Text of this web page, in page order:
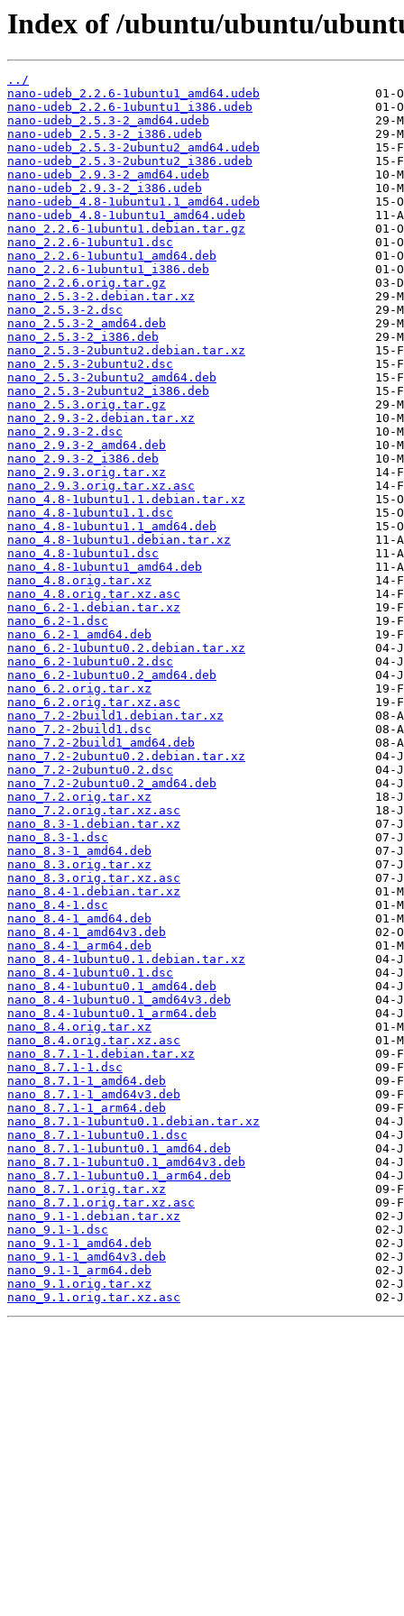
Index of /ubuntu/ubuntu/
../
nano-udeb_2.2.6-1ubuntu1_amd64.udeb
nano-udeb_2.2.6-1ubuntu1_i386.udeb
nano-udeb_2.5.3-2_amd64.udeb
nano-udeb_2.5.3-2_i386.udeb
nano-udeb_2.5.3-2ubuntu2_amd64.udeb
nano-udeb_2.5.3-2ubuntu2_i386.udeb
nano-udeb_2.9.3-2_amd64.udeb
nano-udeb_2.9.3-2_i386.udeb
nano-udeb_4.8-1ubuntu1.1_amd64.udeb
nano-udeb_4.8-1ubuntu1_amd64.udeb
nano_2.2.6-1ubuntu1.debian.tar.gz
nano_2.2.6-1ubuntu1.dsc
nano_2.2.6-1ubuntu1_amd64.deb
nano_2.2.6-1ubuntu1_i386.deb
nano_2.2.6.orig.tar.gz
nano_2.5.3-2.debian.tar.xz
nano_2.5.3-2.dsc
nano_2.5.3-2_amd64.deb
nano_2.5.3-2_i386.deb
nano_2.5.3-2ubuntu2.debian.tar.xz
nano_2.5.3-2ubuntu2.dsc
nano_2.5.3-2ubuntu2_amd64.deb
nano_2.5.3-2ubuntu2_i386.deb
nano_2.5.3.orig.tar.gz
nano_2.9.3-2.debian.tar.xz
nano_2.9.3-2.dsc
nano_2.9.3-2_amd64.deb
nano_2.9.3-2_i386.deb
nano_2.9.3.orig.tar.xz
nano_2.9.3.orig.tar.xz.asc
nano_4.8-1ubuntu1.1.debian.tar.xz
nano_4.8-1ubuntu1.1.dsc
nano_4.8-1ubuntu1.1_amd64.deb
nano_4.8-1ubuntu1.debian.tar.xz
nano_4.8-1ubuntu1.dsc
nano_4.8-1ubuntu1_amd64.deb
nano_4.8.orig.tar.xz
nano_4.8.orig.tar.xz.asc
nano_6.2-1.debian.tar.xz
nano_6.2-1.dsc
nano_6.2-1_amd64.deb
nano_6.2-1ubuntu0.2.debian.tar.xz
nano_6.2-1ubuntu0.2.dsc
nano_6.2-1ubuntu0.2_amd64.deb
nano_6.2.orig.tar.xz
nano_6.2.orig.tar.xz.asc
nano_7.2-2build1.debian.tar.xz
nano_7.2-2build1.dsc
nano_7.2-2build1_amd64.deb
nano_7.2-2ubuntu0.2.debian.tar.xz
nano_7.2-2ubuntu0.2.dsc
nano_7.2-2ubuntu0.2_amd64.deb
nano_7.2.orig.tar.xz
nano_7.2.orig.tar.xz.asc
nano_8.3-1.debian.tar.xz
nano_8.3-1.dsc
nano_8.3-1_amd64.deb
nano_8.3.orig.tar.xz
nano_8.3.orig.tar.xz.asc
nano_8.4-1.debian.tar.xz
nano_8.4-1.dsc
nano_8.4-1_amd64.deb
nano_8.4-1_amd64v3.deb
nano_8.4-1_arm64.deb
nano_8.4-1ubuntu0.1.debian.tar.xz
nano_8.4-1ubuntu0.1.dsc
nano_8.4-1ubuntu0.1_amd64.deb
nano_8.4-1ubuntu0.1_amd64v3.deb
nano_8.4-1ubuntu0.1_arm64.deb
nano_8.4.orig.tar.xz
nano_8.4.orig.tar.xz.asc
nano_8.7.1-1.debian.tar.xz
nano_8.7.1-1.dsc
nano_8.7.1-1_amd64.deb
nano_8.7.1-1_amd64v3.deb
nano_8.7.1-1_arm64.deb
nano_8.7.1-1ubuntu0.1.debian.tar.xz
nano_8.7.1-1ubuntu0.1.dsc
nano_8.7.1-1ubuntu0.1_amd64.deb
nano_8.7.1-1ubuntu0.1_amd64v3.deb
nano_8.7.1-1ubuntu0.1_arm64.deb
nano_8.7.1.orig.tar.xz
nano_8.7.1.orig.tar.xz.asc
nano_9.1-1.debian.tar.xz
nano_9.1-1.dsc
nano_9.1-1_amd64.deb
nano_9.1-1_amd64v3.deb
nano_9.1-1_arm64.deb
nano_9.1.orig.tar.xz
nano_9.1.orig.tar.xz.asc